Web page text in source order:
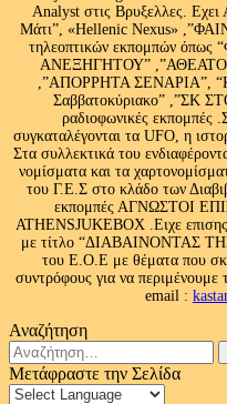
Analyst στις Βρυξελλες. Εχει
Μάτι”, «Hellenic Nexus»
τηλεοπτικών εκπομπών
ΑΝΕΞΗΓΗΤΟΥ”
,”ΑΠΟΡΡΗΤΑ ΣΕΝΑΡΙΑ”,
Σαββατοκύριακο” ,”ΣΚ
ραδιοφωνικές εκπομπές
συγκαταλέγονται τα UFO, η
Στα συλλεκτικά του
νομίσματα και τα
του Γ.Ε.Σ στο κλάδο των
εκπομπές ΑΓΝΩΣΤΟΙ
ATHENSJUKEBOX .Ειχε
με τίτλο “ΔΙΑΒΑΙΝΟΝΤΑΣ
του Ε.Ο.Ε με θέματα που
συντρόφους για να
email :
Αναζήτηση
Αναζήτηση
για:
Μετάφραστε την Σελίδα